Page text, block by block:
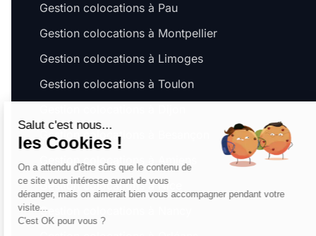
Gestion colocations à Pau
Gestion colocations à Montpellier
Gestion colocations à Limoges
Gestion colocations à Toulon
Gestion colocations à Besançon
Gestion colocations à Amiens
Gestion colocations à Nice
Gestion colocations à Nancy
Salut c'est nous...
les Cookies !
On a attendu d'être sûrs que le contenu de
ce site vous intéresse avant de vous
déranger, mais on aimerait bien vous accompagner pendant votre
visite...
C'est OK pour vous ?